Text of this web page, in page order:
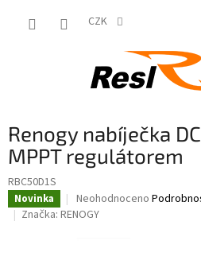
CZK
Renogy nabíječka
MPPT regulátorem
RBC50D1S
Novinka
Průměrné
hodnocení
Neohodnoceno
Značka: RENOGY